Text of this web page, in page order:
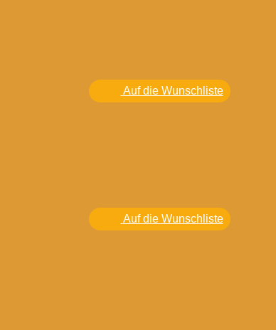
Auf die Wunschliste
Auf die Wunschliste